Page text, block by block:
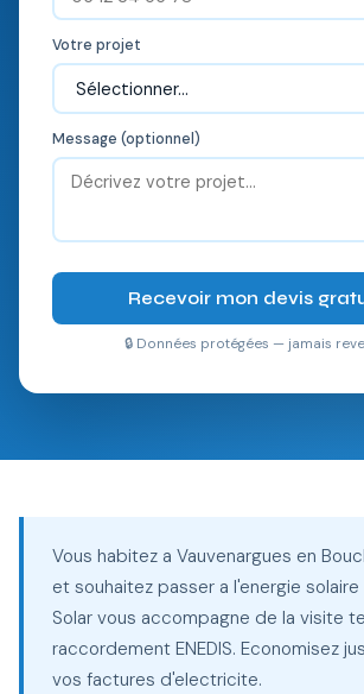
Votre projet
Message (optionnel)
Recevoir mon devis
🔒 Données protégées — jamais
Vous habitez a Vauvenargues en
et souhaitez passer a l'energie solaire
Solar vous accompagne de la visite
raccordement ENEDIS. Economisez
vos factures d'electricite.